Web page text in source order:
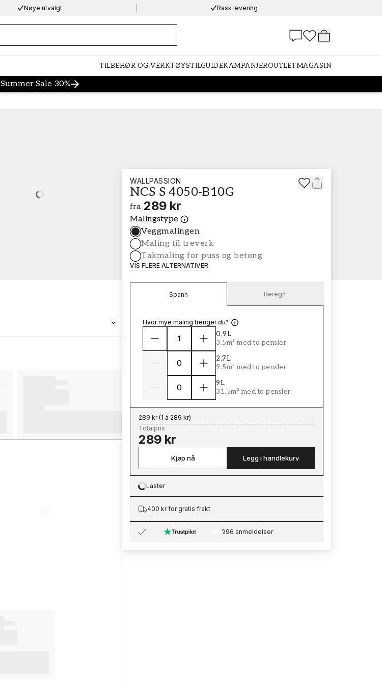
Nøye utvalgt Rask levering
TILBEHØR OG VERKTØYSTILGUIDEKAMPANJEROUTLETMAGASIN
Summer Sale 30%
Loading…
WALLPASSION
NCS S 4050-B10G
fra 289 kr
Malingstype
Veggmalingen
Maling til treverk
Takmaling for puss og betong
VIS FLERE ALTERNATIVER
Spann Beregn
Hvor mye maling trenger du?
0,9L
3.5m² med to pensler
2,7L
9.5m² med to pensler
9L
31.5m² med to pensler
289 kr(1 á 289 kr)
Totalpris
289 kr
Kjøp nå Legg i handlekurv
Loading…
Laster
400 kr for gratis frakt
996 anmeldelser